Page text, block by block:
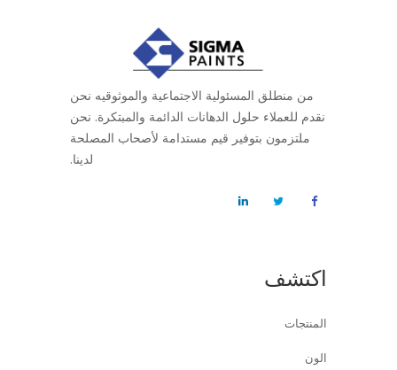
من منطلق المسئولية الاجتماعية والموثوقيه نحن
نقدم للعملاء حلول الدهانات الدائمة والمبتكرة. نحن
ملتزمون بتوفير قيم مستدامة لأصحاب المصلحة
لدينا.
اكتشف
المنتجات
الون